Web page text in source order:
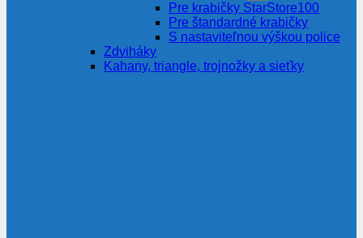
Pre krabičky StarStore100
Pre štandardné krabičky
S nastaviteľnou výškou police
Zdviháky
Kahany, triangle, trojnožky a sieťky